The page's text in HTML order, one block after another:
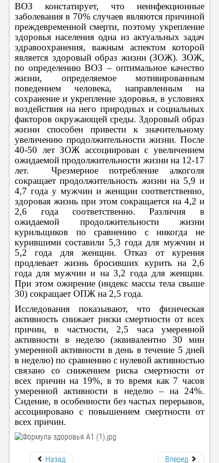
ВОЗ констатирует, что неинфекционные
заболевания в 70% случаев являются причиной
преждевременной смерти, поэтому укрепление
здоровья населения одна из актуальных задач
здравоохранения, важным аспектом которой
является здоровый образ жизни (ЗОЖ). ЗОЖ,
по определению ВОЗ – оптимальное качество
жизни, определяемое мотивированным
поведением человека, направленным на
сохранение и укрепление здоровья, в условиях
воздействия на него природных и социальных
факторов окружающей среды. Здоровый образ
жизни способен привести к значительному
увеличению продолжительности жизни. После
40-50 лет ЗОЖ ассоциирован с увеличением
ожидаемой продолжительности жизни на 12-17
лет. Чрезмерное потребление алкоголя
сокращает продолжительность жизни на 5,9 и
4,7 года у мужчин и женщин соответственно,
здоровая жизнь при этом сокращается на 4,2 и
2,6 года соответственно. Различия в
ожидаемой продолжительности жизни
курильщиков по сравнению с никогда не
курившими составили 5,3 года для мужчин и
5,2 года для женщин. Отказ от курения
продлевает жизнь бросивших курить на 2,6
года для мужчин и на 3,2 года для женщин.
При этом ожирение (индекс массы тела свыше
30) сокращает ОПЖ на 2,5 года.
Исследования показывают, что физическая
активность снижает риски смертности от всех
причин, в частности, 2,5 часа умеренной
активности в неделю (эквивалентно 30 мин
умеренной активности в день в течение 5 дней
в неделю) по сравнению с нулевой активностью
связано со снижением риска смертности от
всех причин на 19%, в то время как 7 часов
умеренной активности в неделю – на 24%.
Сидение, в особенности без частых перерывов,
ассоциировано с повышением смертности от
всех причин.
Назад Вперед